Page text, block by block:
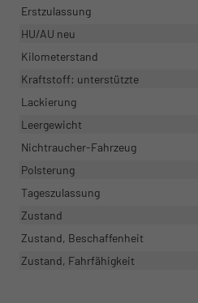
Erstzulassung
HU/AU neu
Kilometerstand
Kraftstoff: unterstützte
Lackierung
Leergewicht
Nichtraucher-Fahrzeug
Polsterung
Tageszulassung
Zustand
Zustand, Beschaffenheit
Zustand, Fahrfähigkeit